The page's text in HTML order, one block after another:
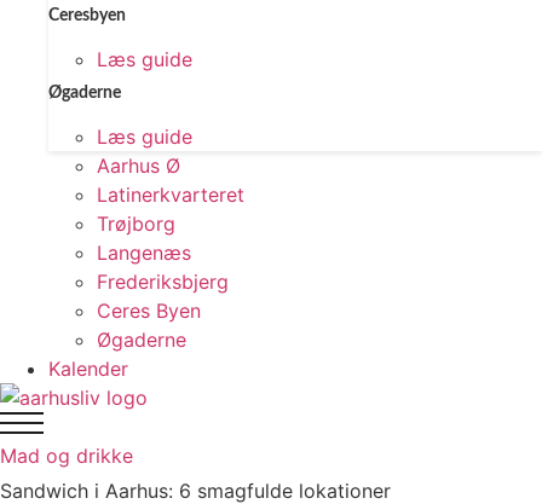
Ceresbyen
Læs guide
Øgaderne
Læs guide
Aarhus Ø
Latinerkvarteret
Trøjborg
Langenæs
Frederiksbjerg
Ceres Byen
Øgaderne
Kalender
Mad og drikke
Sandwich i Aarhus: 6 smagfulde lokationer